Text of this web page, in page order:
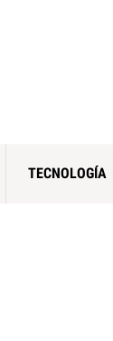
TECNOLOGÍA